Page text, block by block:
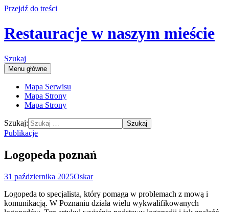
Przejdź do treści
Restauracje w naszym mieście
Szukaj
Menu główne
Mapa Serwisu
Mapa Strony
Mapa Strony
Szukaj:
Publikacje
Logopeda poznań
31 października 2025Oskar
Logopeda to specjalista, który pomaga w problemach z mową i
komunikacją. W Poznaniu działa wielu wykwalifikowanych